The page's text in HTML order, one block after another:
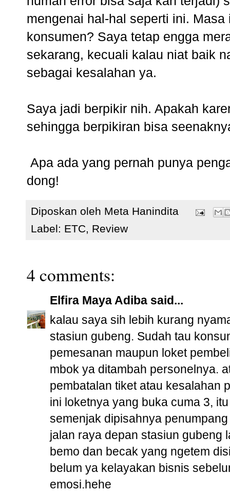
mengenai hal-hal seperti ini.
konsumen? Saya tetap engga
sekarang, kecuali kalau niat baik
sebagai kesalahan ya.
Saya jadi berpikir nih. Apakah
sehingga berpikiran bisa
Apa ada yang pernah punya
dong!
Diposkan oleh Meta Hanindita
Label: ETC, Review
4 comments:
Elfira Maya Adiba said...
kalau saya sih lebih kurang
stasiun gubeng. Sudah tau
pemesanan maupun loket
mbok ya ditambah personelnya.
pembatalan tiket atau kesalahan
ini loketnya yang buka cuma 3,
semenjak dipisahnya
jalan raya depan stasiun gubeng
bemo dan becak yang ngetem
belum ya kelayakan bisnis
emosi.hehe